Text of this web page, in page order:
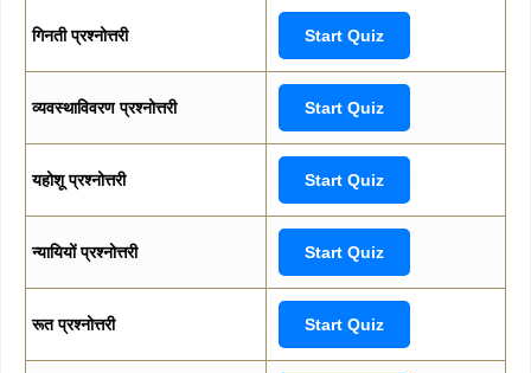
गिनती प्रश्नोत्तरी Start Quiz
व्यवस्थाविवरण प्रश्नोत्तरी Start Quiz
यहोशू प्रश्नोत्तरी Start Quiz
न्यायियों प्रश्नोत्तरी Start Quiz
रूत प्रश्नोत्तरी Start Quiz